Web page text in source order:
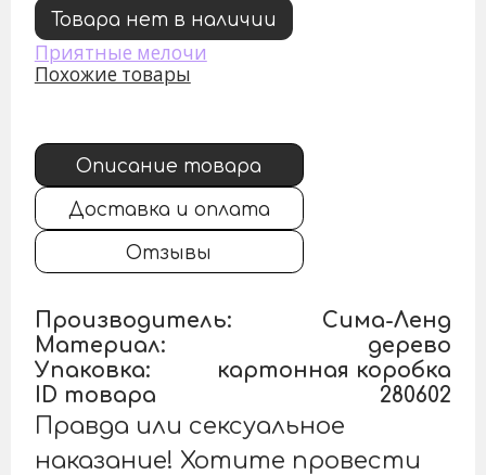
Товара нет в наличии
Приятные мелочи
Похожие товары
Описание товара
Доставка и оплата
Отзывы
Производитель:
Сима-Ленд
Материал:
дерево
Упаковка:
картонная коробка
ID товара
280602
Правда или сексуальное
наказание! Хотите провести